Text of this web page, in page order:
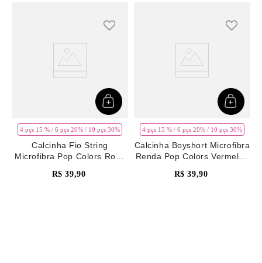
4 pçs 15 % / 6 pçs 20% / 10 pçs 30%
Calcinha Fio String
Microfibra Pop Colors Rosa
R$ 39,90
4 pçs 15 % / 6 pçs 20% / 10 pçs 30%
Calcinha Boyshort Microfibra
Renda Pop Colors Vermelho
R$ 39,90